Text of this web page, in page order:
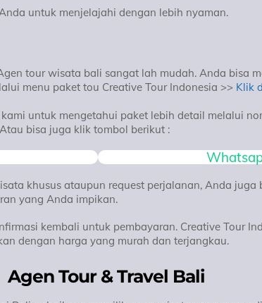
untuk menjelajahi dengan lebih nyaman.
tour wisata bali sangat lah mudah. Anda bisa
menu paket tou Creative Tour Indonesia >> Klik
untuk mengetahui paket lebih detail melalui
bisa juga klik tombol berikut :
khusus ataupun request perjalanan, Anda juga
yang Anda impikan.
kembali untuk pembayaran. Creative Tour
dengan harga yang murah dan terjangkau.
Agen Tour & Travel Bali